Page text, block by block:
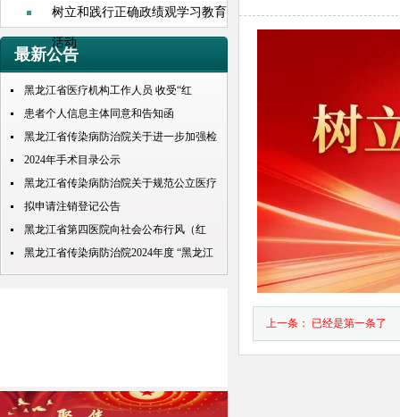
树立和践行正确政绩观学习教育
活动
最新公告
黑龙江省医疗机构工作人员 收受“红
包”处理规定
患者个人信息主体同意和告知函
黑龙江省传染病防治院关于进一步加强检
查检验结果互认项目的公示
2024年手术目录公示
黑龙江省传染病防治院关于规范公立医疗
机构预交金管理工作实施情况的通知
拟申请注销登记公告
黑龙江省第四医院向社会公布行风（红
包） 问题投诉举报电话
黑龙江省传染病防治院2024年度 “黑龙江
人才周”公开招聘 拟录取人员名单公示
上一条： 已经是第一条了